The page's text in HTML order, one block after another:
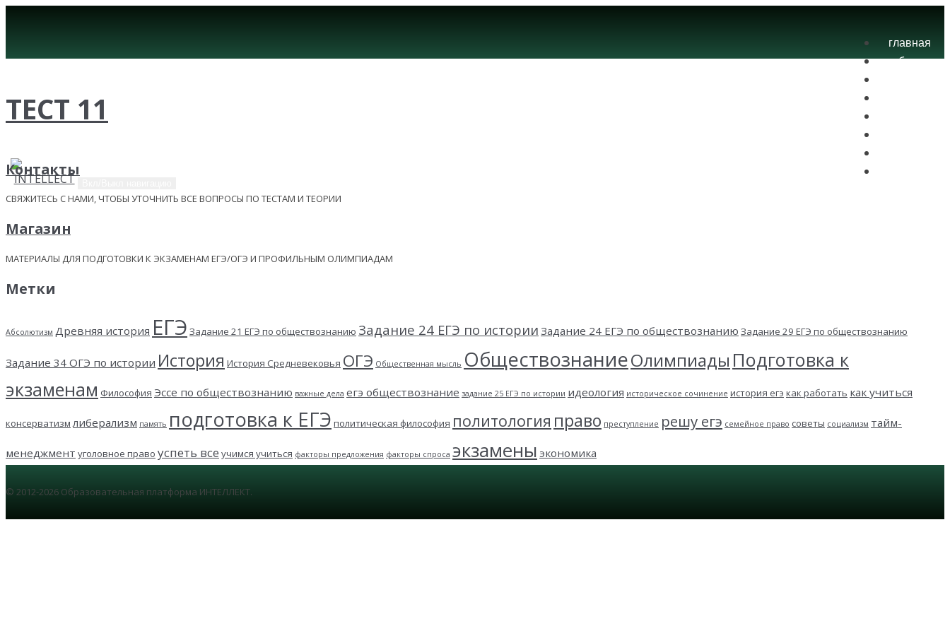
главная
блог
ТЕСТ 11
Контакты
СВЯЖИТЕСЬ С НАМИ, ЧТОБЫ УТОЧНИТЬ ВСЕ ВОПРОСЫ ПО ТЕСТАМ И ТЕОРИИ
Магазин
МАТЕРИАЛЫ ДЛЯ ПОДГОТОВКИ К ЭКЗАМЕНАМ ЕГЭ/ОГЭ И ПРОФИЛЬНЫМ ОЛИМПИАДАМ
Метки
Абсолютизм Древняя история ЕГЭ Задание 21 ЕГЭ по обществознанию Задание 24 ЕГЭ по истории Задание 24 ЕГЭ по обществознанию Задание 29 ЕГЭ по обществознанию
Задание 34 ОГЭ по истории История История Средневековья ОГЭ Общественная мысль ОбществознаниеОлимпиады Подготовка к
экзаменам Философия Эссе по обществознанию важные дела егэ обществознание задание 25 ЕГЭ по истории идеология историческое сочинение история егэ как работать как учиться
консерватизм либерализм память подготовка к ЕГЭ политическая философия политология право преступление решу егэ семейное право советы социализм тайм-
менеджмент уголовное право успеть все учимся учиться факторы предложения факторы спроса экзамены экономика
© 2012-2026 Образовательная платформа ИНТЕЛЛЕКТ.